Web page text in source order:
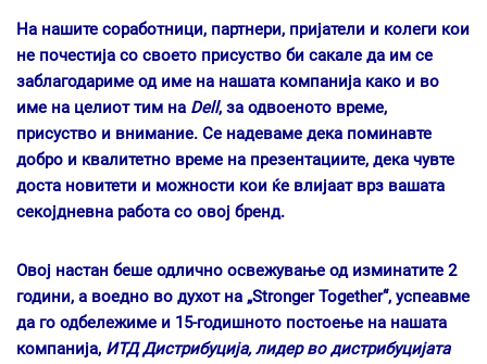
На нашите соработници, партнери, пријатели и колеги кои
не почестија со своето присуство би сакале да им се
заблагодариме од име на нашата компанија како и во
име на целиот тим на Dell, за одвоеното време,
присуство и внимание. Се надеваме дека поминавте
добро и квалитетно време на презентациите, дека чувте
доста новитети и можности кои ќе влијаат врз вашата
секојдневна работа со овој бренд.
Овој настан беше одлично освежување од изминатите 2
години, а воедно во духот на „Stronger Together“, успеавме
да го одбележиме и 15-годишното постоење на нашата
компанија, ИТД Дистрибуција, лидер во дистрибуцијата